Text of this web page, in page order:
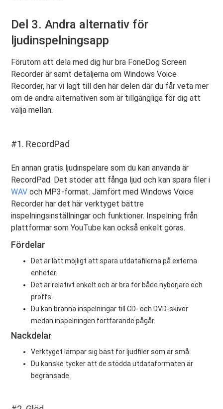
Del 3. Andra alternativ för
ljudinspelningsapp
Förutom att dela med dig hur bra FoneDog Screen
Recorder är samt detaljerna om Windows Voice
Recorder, har vi lagt till den här delen där du får veta mer
om de andra alternativen som är tillgängliga för dig att
välja mellan.
#1. RecordPad
En annan gratis ljudinspelare som du kan använda är
RecordPad. Det stöder att fånga ljud och kan spara filer i
WAV och MP3-format. Jämfört med Windows Voice
Recorder har det här verktyget bättre
inspelningsinställningar och funktioner. Inspelning från
plattformar som YouTube kan också enkelt göras.
Fördelar
Det är lätt möjligt att spara utdatafilerna på externa
enheter.
Det är relativt enkelt och är bra för både nybörjare och
proffs.
Du kan bränna inspelningar till CD- och DVD-skivor
medan inspelningen fortfarande pågår.
Nackdelar
Verktyget lämpar sig bäst för ljudfiler som är små.
Du kanske tycker att de stödda utdataformaten är
begränsade.